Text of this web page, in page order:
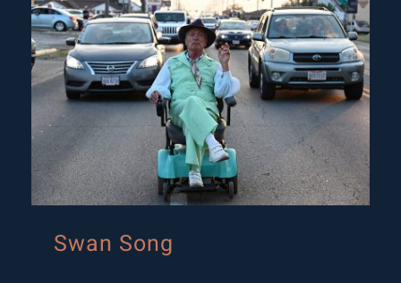
Swan Song